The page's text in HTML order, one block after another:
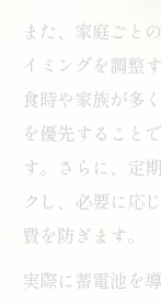
また、家庭ごと
イミングを調整
食時や家族が多
を優先すること
す。さらに、定
クし、必要に応
費を防ぎます。
実際に蓄電池を